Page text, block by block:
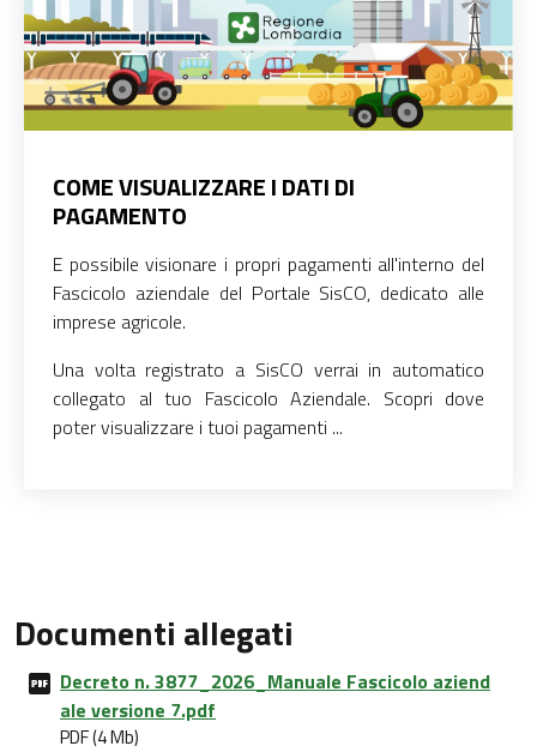
COME VISUALIZZARE I DATI DI
PAGAMENTO
E possibile visionare i propri pagamenti all'interno del
Fascicolo aziendale del Portale SisCO, dedicato alle
imprese agricole.
Una volta registrato a SisCO verrai in automatico
collegato al tuo Fascicolo Aziendale. Scopri dove
poter visualizzare i tuoi pagamenti ...
Documenti allegati
Decreto n. 3877_2026_Manuale Fascicolo aziend
ale versione 7.pdf
PDF (4 Mb)